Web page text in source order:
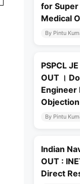
for Super
Medical
By Pintu
PSPCL
OUT ।
Engineer
Objection
By Pintu
Indian
OUT :
Direct